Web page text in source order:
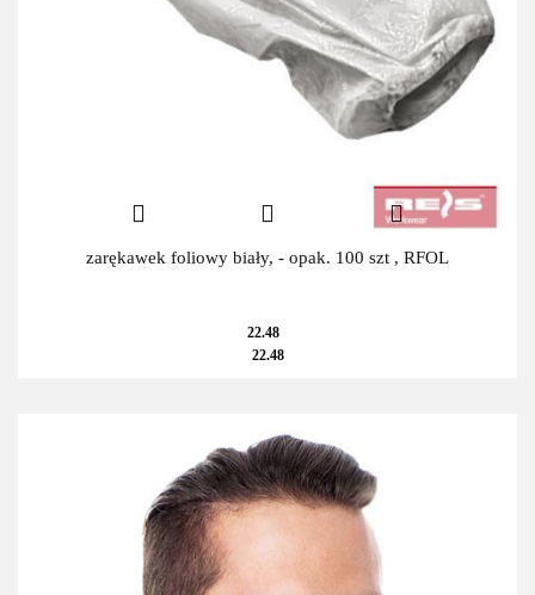
zarękawek foliowy biały, - opak. 100 szt , RFOL
22.48
22.48